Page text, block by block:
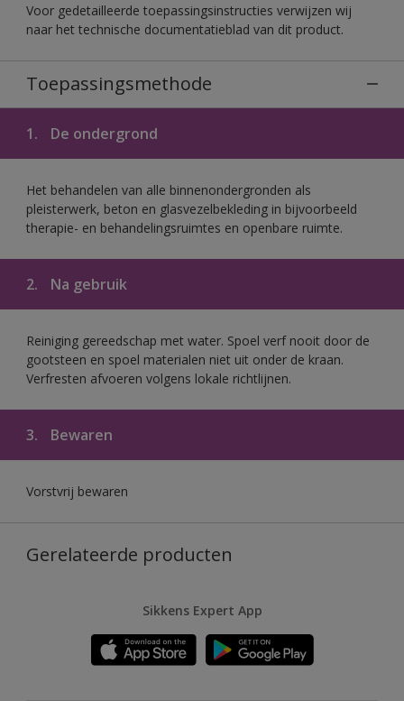
Voor gedetailleerde toepassingsinstructies verwijzen wij
naar het technische documentatieblad van dit product.
Toepassingsmethode
1. De ondergrond
Het behandelen van alle binnenondergronden als
pleisterwerk, beton en glasvezelbekleding in bijvoorbeeld
therapie- en behandelingsruimtes en openbare ruimte.
2. Na gebruik
Reiniging gereedschap met water. Spoel verf nooit door de
gootsteen en spoel materialen niet uit onder de kraan.
Verfresten afvoeren volgens lokale richtlijnen.
3. Bewaren
Vorstvrij bewaren
Gerelateerde producten
Sikkens Expert App